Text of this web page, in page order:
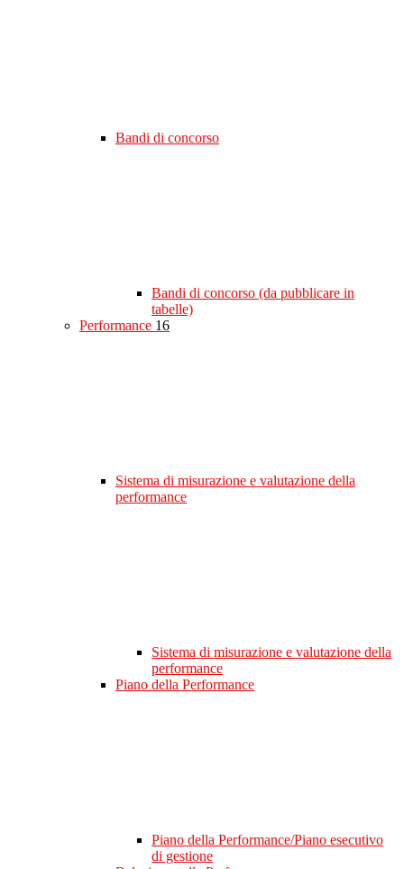
Bandi di concorso
Bandi di concorso (da pubblicare in
tabelle)
Performance 16
Sistema di misurazione e valutazione della
performance
Sistema di misurazione e valutazione della
performance
Piano della Performance
Piano della Performance/Piano esecutivo
di gestione